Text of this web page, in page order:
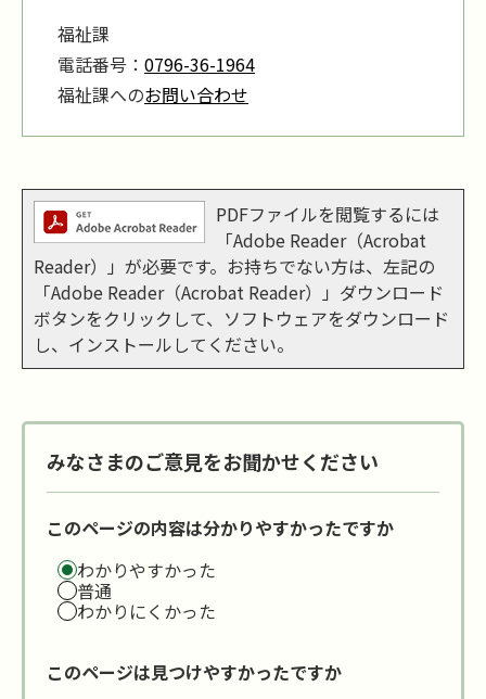
福祉課
電話番号： 0796-36-1964
福祉課へのお問い合わせ
PDFファイルを閲覧するには
「Adobe Reader（Acrobat
Reader）」が必要です。お持ちでない方は、左記の
「Adobe Reader（Acrobat Reader）」ダウンロード
ボタンをクリックして、ソフトウェアをダウンロード
し、インストールしてください。
みなさまのご意見をお聞かせください
このページの内容は分かりやすかったですか
わかりやすかった
普通
わかりにくかった
このページは見つけやすかったですか